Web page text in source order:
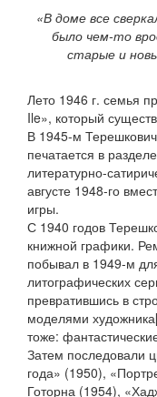
«В доме все
было чем-то
старые и
Лето 1946 г. семья
Ile», который
В 1945-м
печатается в
литературно-
августе 1948-го
игры.
С 1940 годов
книжной графики.
побывал в 1949-м
литографических
превратившись в
моделями
тоже:
Затем последовали
года» (1950),
Готорна (1954),